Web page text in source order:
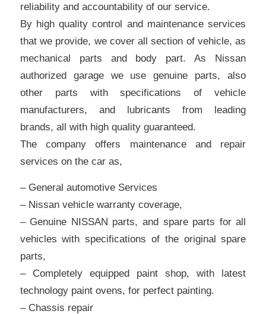
reliability and accountability of our service.
By high quality control and maintenance services
that we provide, we cover all section of vehicle, as
mechanical parts and body part. As Nissan
authorized garage we use genuine parts, also
other parts with specifications of vehicle
manufacturers, and lubricants from leading
brands, all with high quality guaranteed.
The company offers maintenance and repair
services on the car as,
– General automotive Services
– Nissan vehicle warranty coverage,
– Genuine NISSAN parts, and spare parts for all
vehicles with specifications of the original spare
parts,
– Completely equipped paint shop, with latest
technology paint ovens, for perfect painting.
– Chassis repair